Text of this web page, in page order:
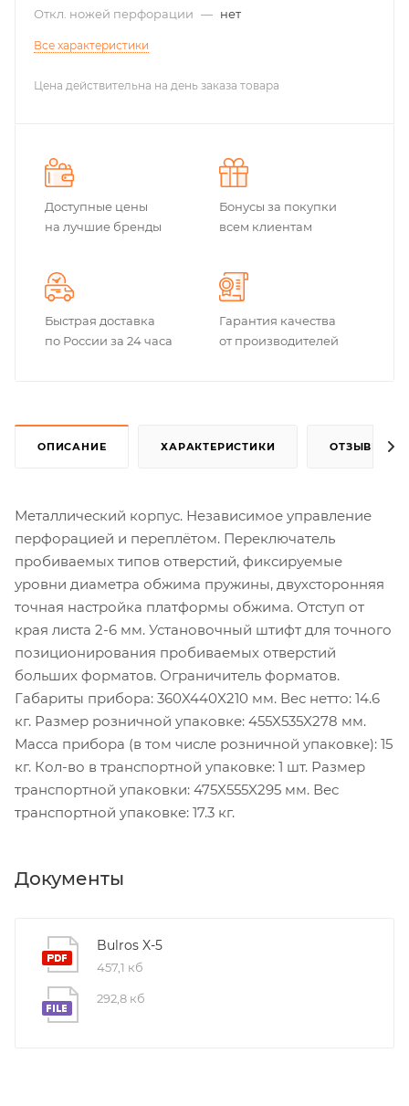
Откл. ножей перфорации — нет
Все характеристики
Цена действительна на день заказа товара
Доступные цены
на лучшие бренды
Бонусы за покупки
всем клиентам
Быстрая доставка
по России за 24 часа
Гарантия качества
от производителей
ОПИСАНИЕ ХАРАКТЕРИСТИКИ ОТЗЫВЫ
Металлический корпус. Независимое управление
перфорацией и переплётом. Переключатель
пробиваемых типов отверстий, фиксируемые
уровни диаметра обжима пружины, двухсторонняя
точная настройка платформы обжима. Отступ от
края листа 2-6 мм. Установочный штифт для точного
позиционирования пробиваемых отверстий
больших форматов. Ограничитель форматов.
Габариты прибора: 360X440X210 мм. Вес нетто: 14.6
кг. Размер розничной упаковке: 455X535X278 мм.
Масса прибора (в том числе розничной упаковке): 15
кг. Кол-во в транспортной упаковке: 1 шт. Размер
транспортной упаковки: 475X555X295 мм. Вес
транспортной упаковке: 17.3 кг.
Документы
Bulros X-5
457,1 кб
292,8 кб